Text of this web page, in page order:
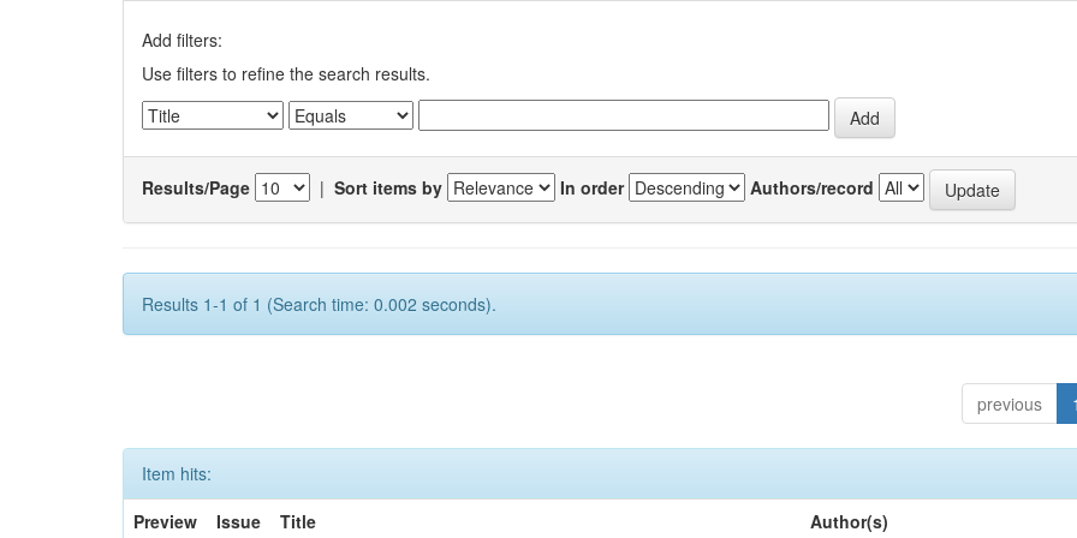
Add filters:
Use filters to refine the search results.
Results/Page | Sort items by In order Authors/record
Results 1-1 of 1 (Search time: 0.002 seconds).
previous 1
Item hits:
Preview
Issue
Title Author(s)